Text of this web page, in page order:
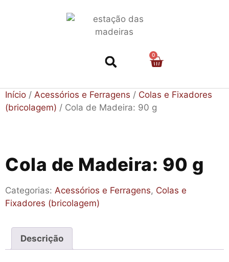
0
Início / Acessórios e Ferragens / Colas e Fixadores
(bricolagem) / Cola de Madeira: 90 g
Cola de Madeira: 90 g
Categorias: Acessórios e Ferragens, Colas e
Fixadores (bricolagem)
Descrição